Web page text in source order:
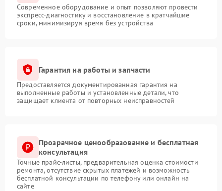
Современное оборудование и опыт позволяют провести
экспресс-диагностику и восстановление в кратчайшие
сроки, минимизируя время без устройства
Гарантия на работы и запчасти
Предоставляется документированная гарантия на
выполненные работы и установленные детали, что
защищает клиента от повторных неисправностей
Прозрачное ценообразование и бесплатная
консультация
Точные прайс-листы, предварительная оценка стоимости
ремонта, отсутствие скрытых платежей и возможность
бесплатной консультации по телефону или онлайн на
сайте